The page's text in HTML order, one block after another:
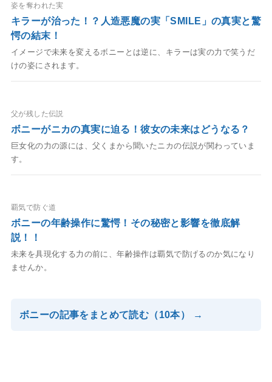
姿を奪われた実
キラーが治った！？人造悪魔の実「SMILE」の真実と驚
愕の結末！
イメージで未来を変えるボニーとは逆に、キラーは実の力で笑うだ
けの姿にされます。
父が残した伝説
ボニーがニカの真実に迫る！彼女の未来はどうなる？
巨女化の力の源には、父くまから聞いたニカの伝説が関わっていま
す。
覇気で防ぐ道
ボニーの年齢操作に驚愕！その秘密と影響を徹底解
説！！
未来を具現化する力の前に、年齢操作は覇気で防げるのか気になり
ませんか。
ボニーの記事をまとめて読む（10本） →